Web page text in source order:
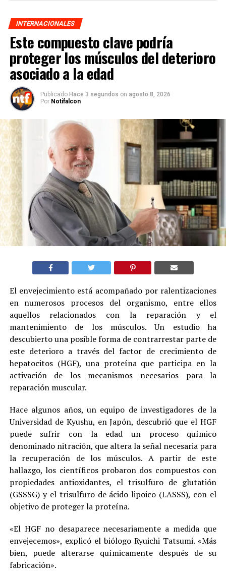
INTERNACIONALES
Este compuesto clave podría
proteger los músculos del deterioro
asociado a la edad
Publicado Hace 3 segundos on agosto 8, 2026
Por Notifalcon
El envejecimiento está acompañado por ralentizaciones
en numerosos procesos del organismo, entre ellos
aquellos relacionados con la reparación y el
mantenimiento de los músculos. Un estudio ha
descubierto una posible forma de contrarrestar parte de
este deterioro a través del factor de crecimiento de
hepatocitos (HGF), una proteína que participa en la
activación de los mecanismos necesarios para la
reparación muscular.
Hace algunos años, un equipo de investigadores de la
Universidad de Kyushu, en Japón, descubrió que el HGF
puede sufrir con la edad un proceso químico
denominado nitración, que altera la señal necesaria para
la recuperación de los músculos. A partir de este
hallazgo, los científicos probaron dos compuestos con
propiedades antioxidantes, el trisulfuro de glutatión
(GSSSG) y el trisulfuro de ácido lipoico (LASSS), con el
objetivo de proteger la proteína.
«El HGF no desaparece necesariamente a medida que
envejecemos», explicó el biólogo Ryuichi Tatsumi. «Más
bien, puede alterarse químicamente después de su
fabricación».